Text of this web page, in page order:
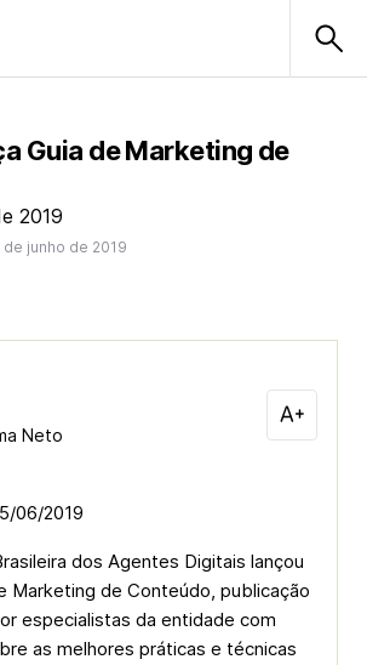
Guia de Marketing de
2019
junho de 2019
Neto
06/2019
dos Agentes Digitais lançou
Marketing de Conteúdo, publicação
especialistas da entidade com
as melhores práticas e técnicas